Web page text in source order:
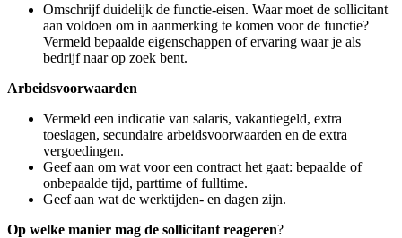
Omschrijf duidelijk de functie-eisen. Waar moet de sollicitant
aan voldoen om in aanmerking te komen voor de functie?
Vermeld bepaalde eigenschappen of ervaring waar je als
bedrijf naar op zoek bent.
Arbeidsvoorwaarden
Vermeld een indicatie van salaris, vakantiegeld, extra
toeslagen, secundaire arbeidsvoorwaarden en de extra
vergoedingen.
Geef aan om wat voor een contract het gaat: bepaalde of
onbepaalde tijd, parttime of fulltime.
Geef aan wat de werktijden- en dagen zijn.
Op welke manier mag de sollicitant reageren?